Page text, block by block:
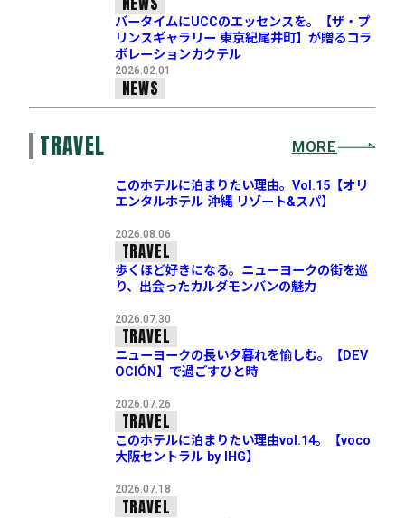
バータイムにUCCのエッセンスを。【ザ・プ
リンスギャラリー 東京紀尾井町】が贈るコラ
ボレーションカクテル
2026.02.01
NEWS
TRAVEL MORE
このホテルに泊まりたい理由。Vol.15【オリ
エンタルホテル 沖縄 リゾート&スパ】
2026.08.06
TRAVEL
歩くほど好きになる。ニューヨークの街を巡
り、出会ったカルダモンバンの魅力
2026.07.30
TRAVEL
ニューヨークの長い夕暮れを愉しむ。【DEV
OCIÓN】で過ごすひと時
2026.07.26
TRAVEL
このホテルに泊まりたい理由vol.14。【voco
大阪セントラル by IHG】
2026.07.18
TRAVEL